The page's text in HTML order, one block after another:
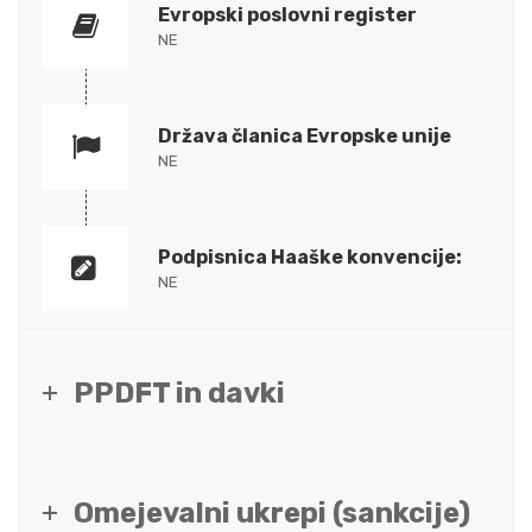
Evropski poslovni register
NE
Država članica Evropske unije
NE
Podpisnica Haaške konvencije:
NE
PPDFT in davki
Omejevalni ukrepi (sankcije)